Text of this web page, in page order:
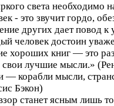
света необходимо
- это звучит гордо,
других дает повод
человек достоин
хороших книг — это
свои лучшие мысли.»
— корабли мысли,
Бэкон)
станет ясным лишь